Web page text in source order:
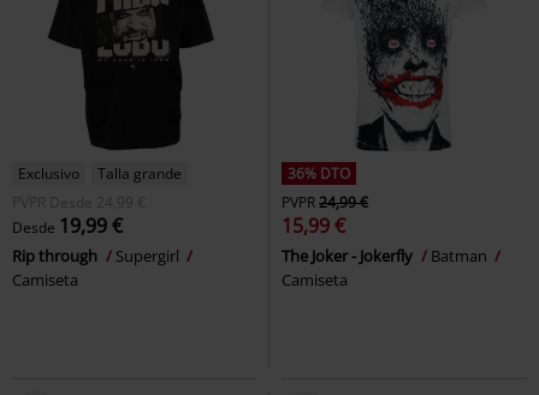
Exclusivo
Talla grande
PVPR
Desde 24,99 €
Desde 19,99 €
Rip through
Supergirl
Camiseta
36% DTO
PVPR24,99 €
15,99 €
The Joker - Jokerfly
Batman
Camiseta